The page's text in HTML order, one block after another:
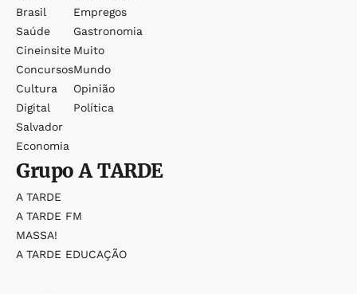
Brasil
Saúde
Cineinsite
Concursos
Cultura
Digital
Salvador
Economia
Empregos
Gastronomia
Muito
Mundo
Opinião
Política
GrupoA TARDE
A TARDE
A TARDE FM
MASSA!
A TARDE EDUCAÇÃO